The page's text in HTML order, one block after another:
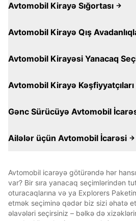
Avtomobil Kirayə Sığortası
Avtomobil Kirayə Qış
Avtomobil Kirayəsi Yanacaq
Avtomobil Kirayə Kəşfiyyatçıları
Gənc Sürücüyə Avtomobil
Ailələr üçün Avtomobil İcarəsi
Avtomobil icarəyə götürəndə hər
var? Bir sıra yanacaq seçimlərindən
oturacaqlarına və ya Explorers
etmək seçiminə qədər biz sizi əhatə
əlavələri seçirsiniz – bəlkə də